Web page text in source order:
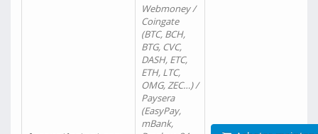
Webmoney /
Coingate
(BTC, BCH,
BTG, CVC,
DASH, ETC,
ETH, LTC,
OMG, ZEC…) /
Paysera
(EasyPay,
mBank,